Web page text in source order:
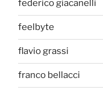
federico giacanelli
feelbyte
flavio grassi
franco bellacci